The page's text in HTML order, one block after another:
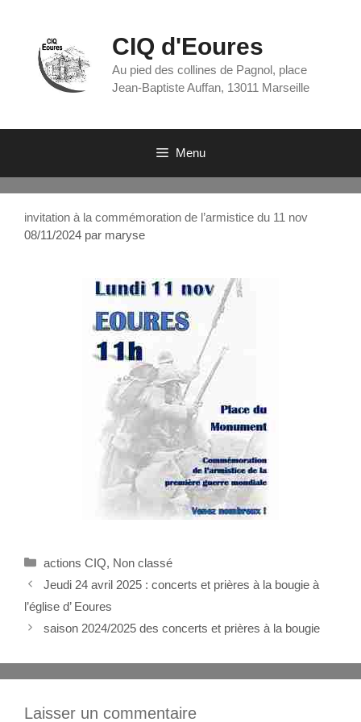
CIQ d'Eoures
Au pied des collines de Pagnol, place
Jean-Baptiste Auffan, 13011 Marseille
Menu
invitation à la commémoration de l’armistice du 11 nov
08/11/2024 par maryse
actions CIQ, Non classé
Jeudi 24 avril 2025 : concerts et prières à la bougie à
l’église d’ Eoures
saison 2024/2025 des concerts et prières à la bougie
Laisser un commentaire